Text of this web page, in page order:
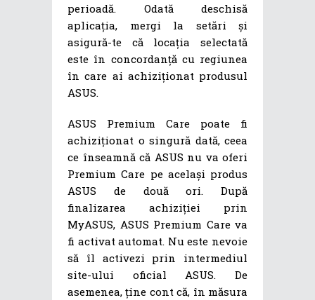
perioadă. Odată deschisă
aplicația, mergi la setări și
asigură-te că locația selectată
este în concordanță cu regiunea
în care ai achiziționat produsul
ASUS.
ASUS Premium Care poate fi
achiziționat o singură dată, ceea
ce înseamnă că ASUS nu va oferi
Premium Care pe același produs
ASUS de două ori. După
finalizarea achiziției prin
MyASUS, ASUS Premium Care va
fi activat automat. Nu este nevoie
să îl activezi prin intermediul
site-ului oficial ASUS. De
asemenea, ține cont că, în măsura